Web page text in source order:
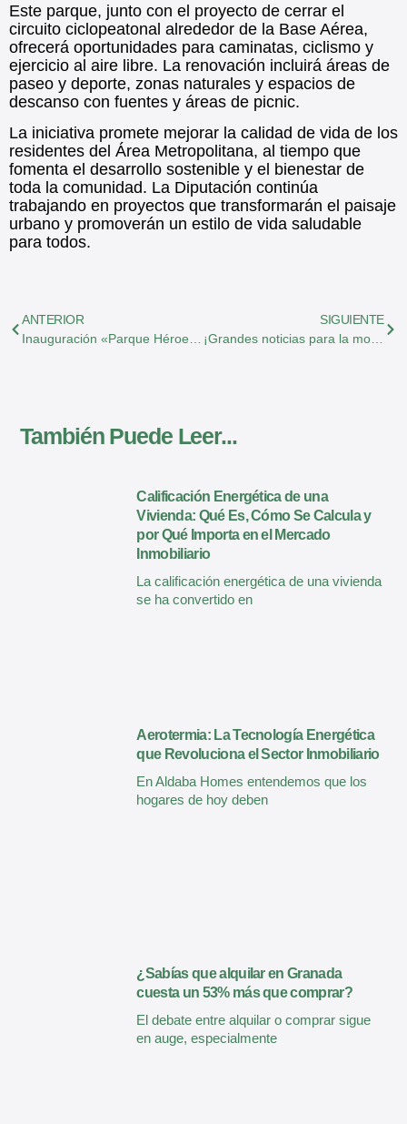
Este parque, junto con el proyecto de cerrar el
circuito ciclopeatonal alrededor de la Base Aérea,
ofrecerá oportunidades para caminatas, ciclismo y
ejercicio al aire libre. La renovación incluirá áreas de
paseo y deporte, zonas naturales y espacios de
descanso con fuentes y áreas de picnic.
La iniciativa promete mejorar la calidad de vida de los
residentes del Área Metropolitana, al tiempo que
fomenta el desarrollo sostenible y el bienestar de
toda la comunidad. La Diputación continúa
trabajando en proyectos que transformarán el paisaje
urbano y promoverán un estilo de vida saludable
para todos.
ANTERIOR
SIGUIENTE
¡Grandes noticias para la movilidad en Granada!
También Puede Leer...
Calificación Energética de una
Vivienda: Qué Es, Cómo Se Calcula y
por Qué Importa en el Mercado
Inmobiliario
La calificación energética de una vivienda
se ha convertido en
Aerotermia: La Tecnología Energética
que Revoluciona el Sector Inmobiliario
En Aldaba Homes entendemos que los
hogares de hoy deben
¿Sabías que alquilar en Granada
cuesta un 53% más que comprar?
El debate entre alquilar o comprar sigue
en auge, especialmente